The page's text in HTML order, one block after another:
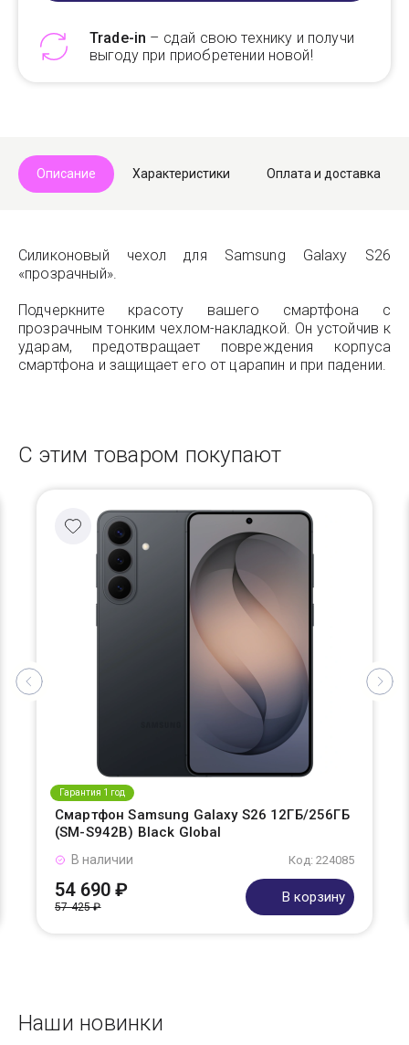
Trade-in – сдай свою технику и получи
выгоду при приобретении новой!
Описание Характеристики Оплата и доставка
Силиконовый чехол для Samsung Galaxy S26
«прозрачный».
Подчеркните красоту вашего смартфона c
прозрачным тонким чехлом-накладкой. Он устойчив к
ударам, предотвращает повреждения корпуса
смартфона и защищает его от царапин и при падении.
С этим товаром покупают
Гарантия 1 год
Смартфон Samsung Galaxy S26 12ГБ/256ГБ
(SM-S942B) Black Global
Код: 224085
В наличии
54 690 ₽
57 425 ₽
В корзину
Наши новинки